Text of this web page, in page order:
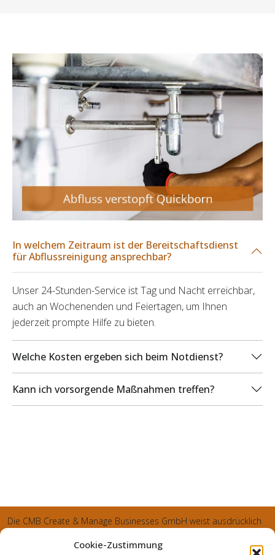
Cookie-Zustimmung
In welchem Zeitraum ist der Bereitschaftsdienst
für Abflussreinigung ansprechbar?
Unser 24-Stunden-Service ist Tag und Nacht erreichbar,
auch an Wochenenden und Feiertagen, um Ihnen
jederzeit prompte Hilfe zu bieten.
Welche Kosten ergeben sich beim Notdienst?
Kann ich vorsorgende Maßnahmen treffen?
Die CMB Create & Manage Businesses GmbH weist ausdrücklich